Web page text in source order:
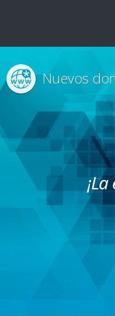
Nuevos